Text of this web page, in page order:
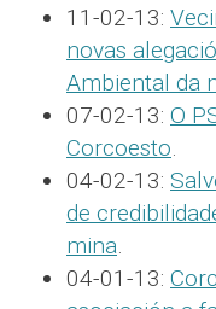
11-02-13:
novas
Ambiental da
07-02-13: O
Corcoesto.
04-02-13:
de
mina.
04-01-13: